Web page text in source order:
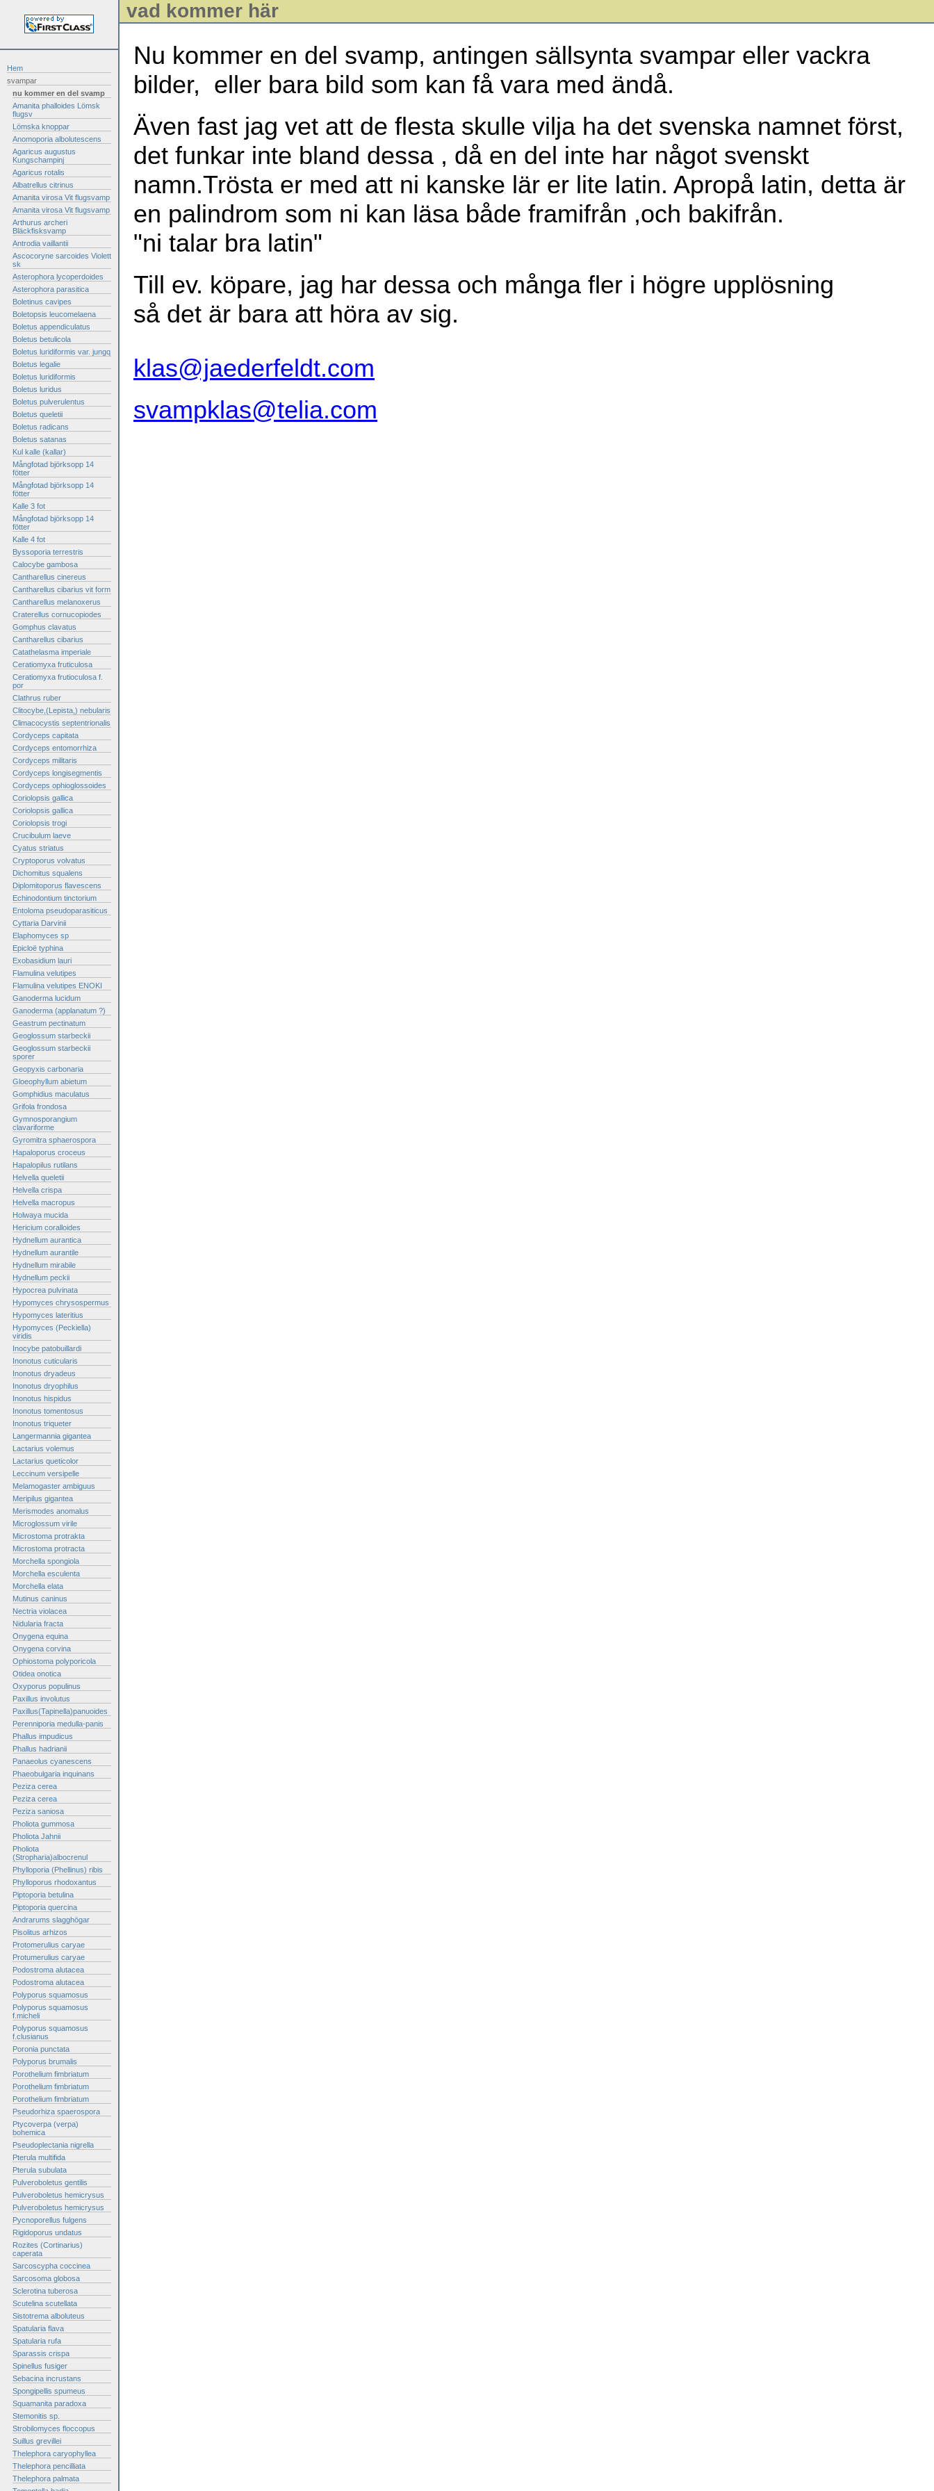
Hem
svampar
nu kommer en del svamp
Amanita phalloides Lömsk
flugsv
Lömska knoppar
Anomoporia albolutescens
Agaricus augustus
Kungschampinj
Agaricus rotalis
Albatrellus citrinus
Amanita virosa Vit flugsvamp
Amanita virosa Vit flugsvamp
Arthurus archeri
Bläckfisksvamp
Antrodia vaillantii
Ascocoryne sarcoides Violett
sk
Asterophora lycoperdoides
Asterophora parasitica
Boletinus cavipes
Boletopsis leucomelaena
Boletus appendiculatus
Boletus betulicola
Boletus luridiformis var. jungq
Boletus legalie
Boletus luridiformis
Boletus luridus
Boletus pulverulentus
Boletus queletii
Boletus radicans
Boletus satanas
Kul kalle (kallar)
Mångfotad björksopp 14
fötter
Mångfotad björksopp 14
fötter
Kalle 3 fot
Mångfotad björksopp 14
fötter
Kalle 4 fot
Byssoporia terrestris
Calocybe gambosa
Cantharellus cinereus
Cantharellus cibarius vit form
Cantharellus melanoxerus
Craterellus cornucopiodes
Gomphus clavatus
Cantharellus cibarius
Catathelasma imperiale
Ceratiomyxa fruticulosa
Ceratiomyxa frutioculosa f.
por
Clathrus ruber
Clitocybe,(Lepista,) nebularis
Climacocystis septentrionalis
Cordyceps capitata
Cordyceps entomorrhiza
Cordyceps militaris
Cordyceps longisegmentis
Cordyceps ophioglossoides
Coriolopsis gallica
Coriolopsis gallica
Coriolopsis trogi
Crucibulum laeve
Cyatus striatus
Cryptoporus volvatus
Dichomitus squalens
Diplomitoporus flavescens
Echinodontium tinctorium
Entoloma pseudoparasiticus
Cyttaria Darvinii
Elaphomyces sp
Epicloë typhina
Exobasidium lauri
Flamulina velutipes
Flamulina velutipes ENOKI
Ganoderma lucidum
Ganoderma (applanatum ?)
Geastrum pectinatum
Geoglossum starbeckii
Geoglossum starbeckii
sporer
Geopyxis carbonaria
Gloeophyllum abietum
Gomphidius maculatus
Grifola frondosa
Gymnosporangium
clavariforme
Gyromitra sphaerospora
Hapaloporus croceus
Hapalopilus rutilans
Helvella queletii
Helvella crispa
Helvella macropus
Holwaya mucida
Hericium coralloides
Hydnellum aurantica
Hydnellum aurantile
Hydnellum mirabile
Hydnellum peckii
Hypocrea pulvinata
Hypomyces chrysospermus
Hypomyces lateritius
Hypomyces (Peckiella)
viridis
Inocybe patobuillardi
Inonotus cuticularis
Inonotus dryadeus
Inonotus dryophilus
Inonotus hispidus
Inonotus tomentosus
Inonotus triqueter
Langermannia gigantea
Lactarius volemus
Lactarius queticolor
Leccinum versipelle
Melamogaster ambiguus
Meripilus gigantea
Merismodes anomalus
Microglossum virile
Microstoma protrakta
Microstoma protracta
Morchella spongiola
Morchella esculenta
Morchella elata
Mutinus caninus
Nectria violacea
Nidularia fracta
Onygena equina
Onygena corvina
Ophiostoma polyporicola
Otidea onotica
Oxyporus populinus
Paxillus involutus
Paxillus(Tapinella)panuoides
Perenniporia medulla-panis
Phallus impudicus
Phallus hadrianii
Panaeolus cyanescens
Phaeobulgaria inquinans
Peziza cerea
Peziza cerea
Peziza saniosa
Pholiota gummosa
Pholiota Jahnii
Pholiota
(Stropharia)albocrenul
Phylloporia (Phellinus) ribis
Phylloporus rhodoxantus
Piptoporia betulina
Piptoporia quercina
Andrarums slagghögar
Pisolitus arhizos
Protomerulius caryae
Protumerulius caryae
Podostroma alutacea
Podostroma alutacea
Polyporus squamosus
Polyporus squamosus
f.micheli
Polyporus squamosus
f.clusianus
Poronia punctata
Polyporus brumalis
Porothelium fimbriatum
Porothelium fimbriatum
Porothelium fimbriatum
Pseudorhiza spaerospora
Ptycoverpa (verpa)
bohemica
Pseudoplectania nigrella
Pterula multifida
Pterula subulata
Pulveroboletus gentilis
Pulveroboletus hemicrysus
Pulveroboletus hemicrysus
Pycnoporellus fulgens
Rigidoporus undatus
Rozites (Cortinarius)
caperata
Sarcoscypha coccinea
Sarcosoma globosa
Sclerotina tuberosa
Scutelina scutellata
Sistotrema alboluteus
Spatularia flava
Spatularia rufa
Sparassis crispa
Spinellus fusiger
Sebacina incrustans
Spongipellis spumeus
Squamanita paradoxa
Stemonitis sp.
Strobilomyces floccopus
Suillus grevillei
Thelephora caryophyllea
Thelephora pencilliata
Thelephora palmata
vad kommer här
Nu kommer en del svamp, antingen sällsynta svampar eller vackra
bilder, eller bara bild som kan få vara med ändå.
Även fast jag vet att de flesta skulle vilja ha det svenska namnet först,
det funkar inte bland dessa , då en del inte har något svenskt
namn.Trösta er med att ni kanske lär er lite latin. Apropå latin, detta är
en palindrom som ni kan läsa både framifrån ,och bakifrån.
"ni talar bra latin"
Till ev. köpare, jag har dessa och många fler i högre upplösning
så det är bara att höra av sig.
klas@jaederfeldt.com
svampklas@telia.com